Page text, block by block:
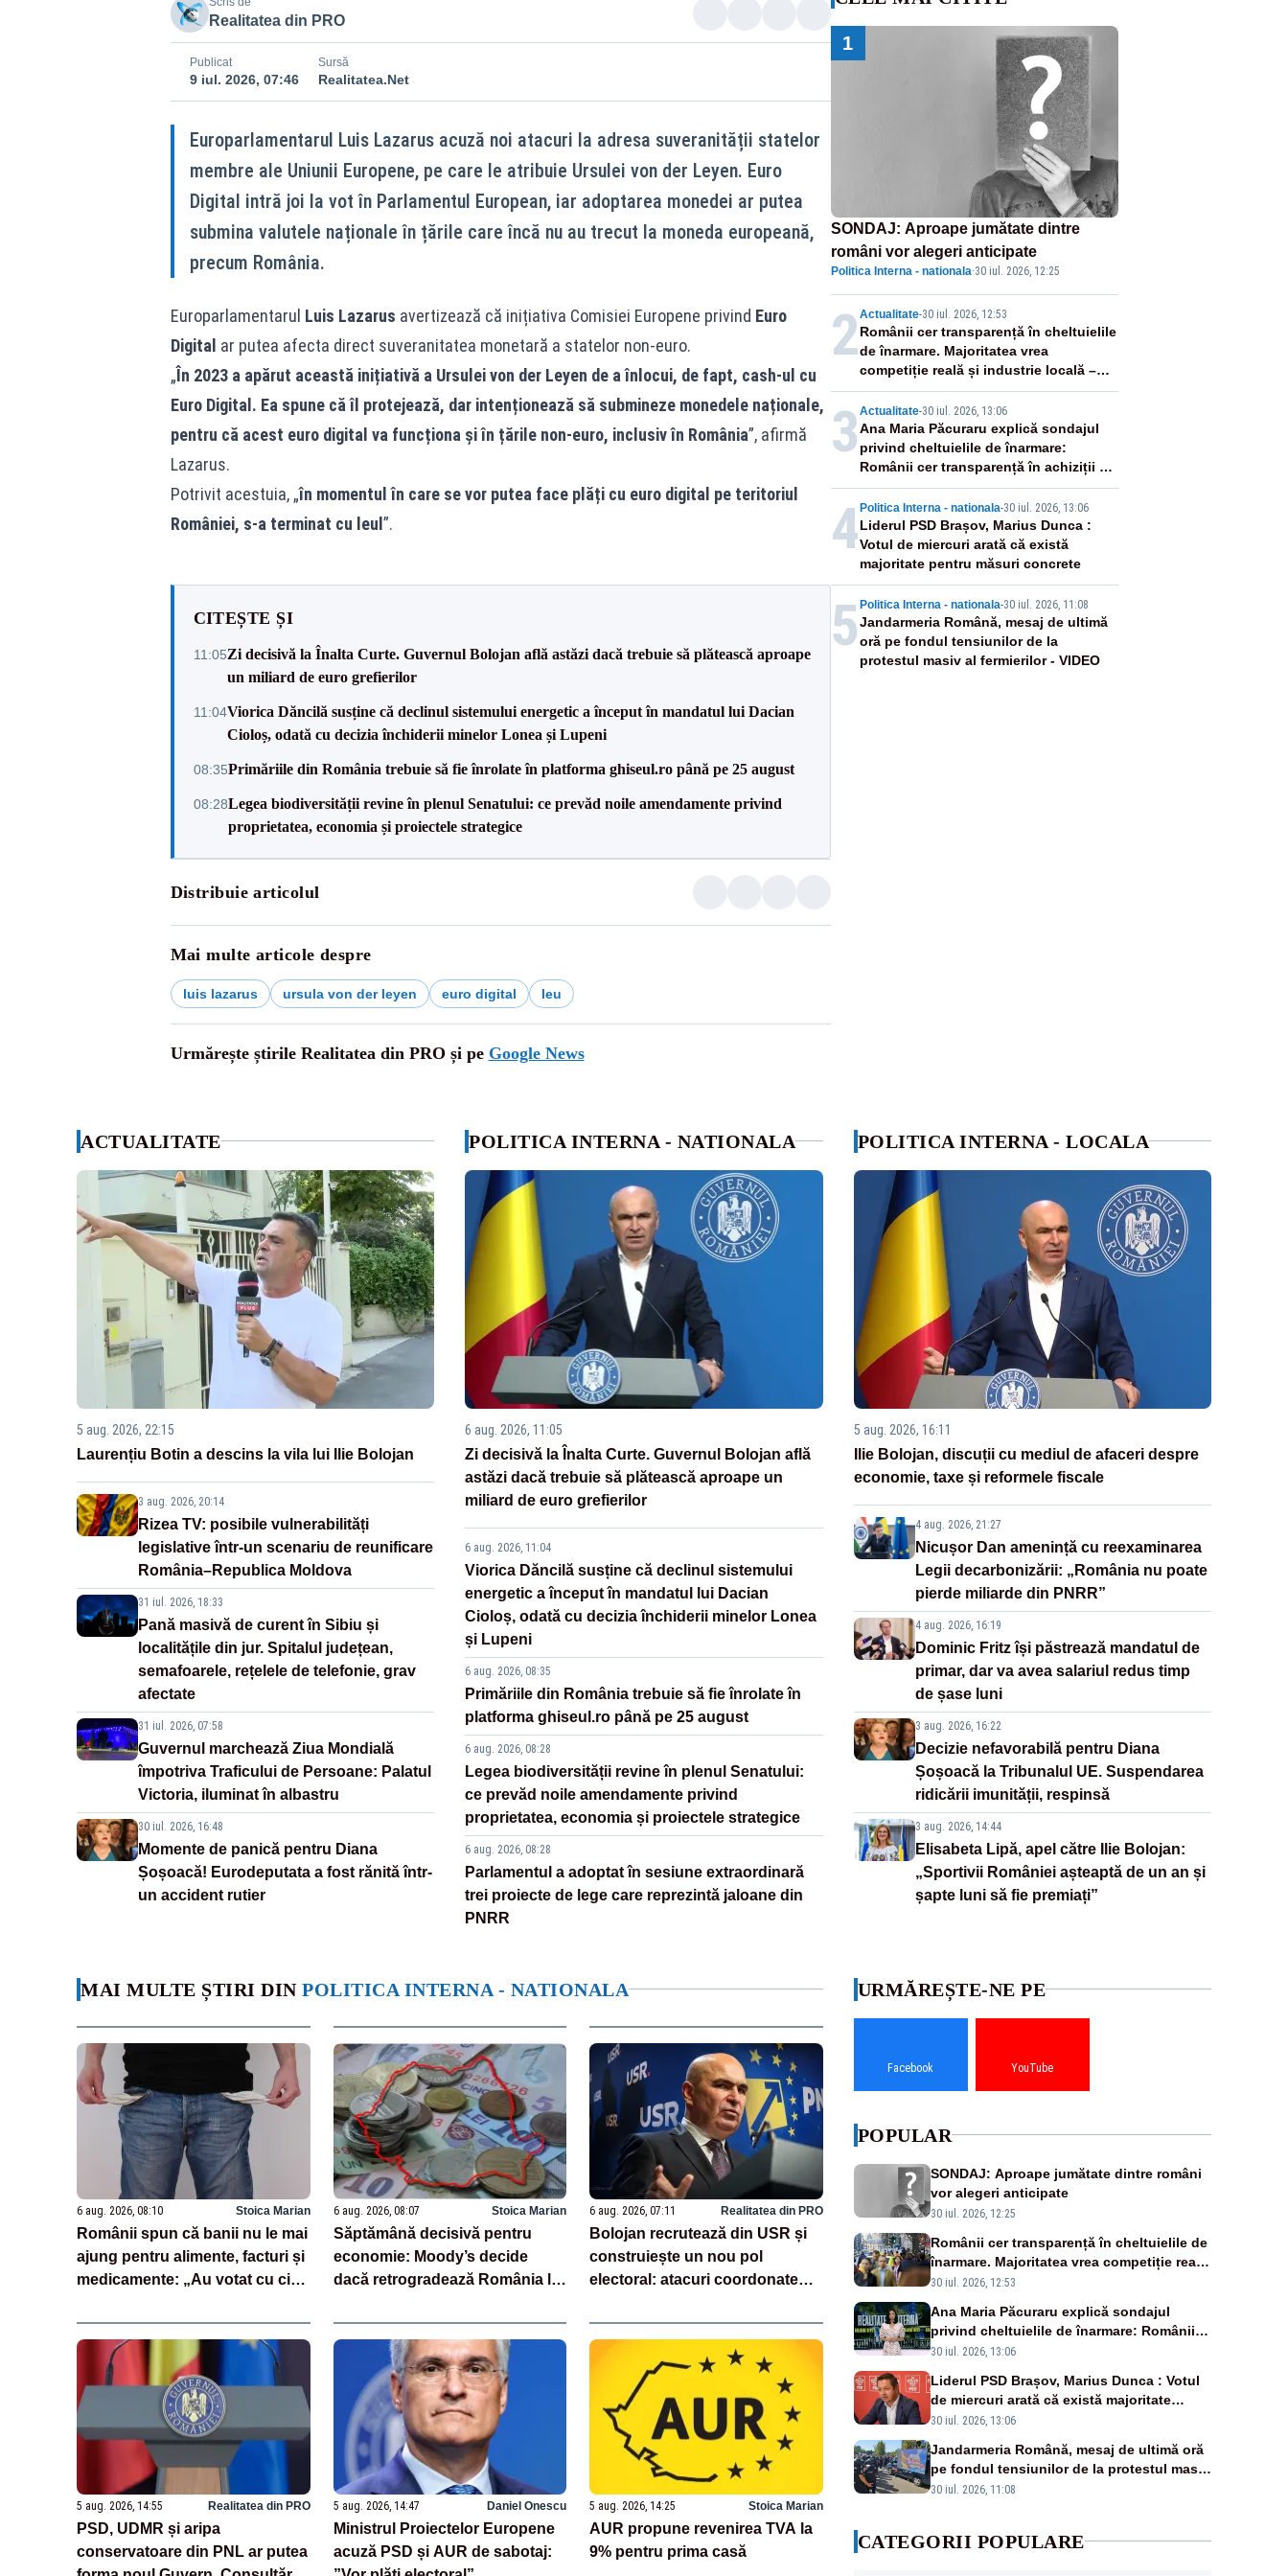
Realitatea din PRO
Publicat
9 iul. 2026, 07:46
Sursă
Realitatea.Net
Europarlamentarul Luis Lazarus acuză noi atacuri la adresa suveranității statelor
membre ale Uniunii Europene, pe care le atribuie Ursulei von der Leyen. Euro
Digital intră joi la vot în Parlamentul European, iar adoptarea monedei ar putea
submina valutele naționale în țările care încă nu au trecut la moneda europeană,
precum România.
Europarlamentarul Luis Lazarus avertizează că inițiativa Comisiei Europene privind Euro
Digital ar putea afecta direct suveranitatea monetară a statelor non-euro.
„În 2023 a apărut această inițiativă a Ursulei von der Leyen de a înlocui, de fapt, cash-ul cu
Euro Digital. Ea spune că îl protejează, dar intenționează să submineze monedele naționale,
pentru că acest euro digital va funcționa și în țările non-euro, inclusiv în România”, afirmă
Lazarus.
Potrivit acestuia, „în momentul în care se vor putea face plăți cu euro digital pe teritoriul
României, s-a terminat cu leul”.
CITEȘTE ȘI
11:05Zi decisivă la Înalta Curte. Guvernul Bolojan află astăzi dacă trebuie să plătească aproape
un miliard de euro grefierilor
11:04Viorica Dăncilă susține că declinul sistemului energetic a început în mandatul lui Dacian
Cioloș, odată cu decizia închiderii minelor Lonea și Lupeni
08:35Primăriile din România trebuie să fie înrolate în platforma ghiseul.ro până pe 25 august
08:28Legea biodiversității revine în plenul Senatului: ce prevăd noile amendamente privind
proprietatea, economia și proiectele strategice
Distribuie articolul
Mai multe articole despre
luis lazarus ursula von der leyen euro digital leu
Urmărește știrile Realitatea din PRO și pe Google News
1
SONDAJ: Aproape jumătate dintre
români vor alegeri anticipate
Politica Interna - nationala·30 iul. 2026, 12:25
2Actualitate-30 iul. 2026, 12:53
Românii cer transparență în cheltuielile
de înarmare. Majoritatea vrea
competiție reală și industrie locală –
SONDAJ
3 Actualitate-30 iul. 2026, 13:06
Ana Maria Păcuraru explică sondajul
privind cheltuielile de înarmare:
Românii cer transparență în achiziții și
un echilibru între partenerii externi
4Politica Interna - nationala-30 iul. 2026, 13:06
Liderul PSD Brașov, Marius Dunca :
Votul de miercuri arată că există
majoritate pentru măsuri concrete
5 Politica Interna - nationala-30 iul. 2026, 11:08
Jandarmeria Română, mesaj de ultimă
oră pe fondul tensiunilor de la
protestul masiv al fermierilor - VIDEO
ACTUALITATE
5 aug. 2026, 22:15
Laurențiu Botin a descins la vila lui Ilie Bolojan
3 aug. 2026, 20:14
Rizea TV: posibile vulnerabilități
legislative într-un scenariu de reunificare
România–Republica Moldova
31 iul. 2026, 18:33
Pană masivă de curent în Sibiu și
localitățile din jur. Spitalul județean,
semafoarele, rețelele de telefonie, grav
afectate
31 iul. 2026, 07:58
Guvernul marchează Ziua Mondială
împotriva Traficului de Persoane: Palatul
Victoria, iluminat în albastru
30 iul. 2026, 16:48
Momente de panică pentru Diana
Șoșoacă! Eurodeputata a fost rănită într-
un accident rutier
POLITICA INTERNA - NATIONALA
6 aug. 2026, 11:05
Zi decisivă la Înalta Curte. Guvernul Bolojan află
astăzi dacă trebuie să plătească aproape un
miliard de euro grefierilor
6 aug. 2026, 11:04
Viorica Dăncilă susține că declinul sistemului
energetic a început în mandatul lui Dacian
Cioloș, odată cu decizia închiderii minelor Lonea
și Lupeni
6 aug. 2026, 08:35
Primăriile din România trebuie să fie înrolate în
platforma ghiseul.ro până pe 25 august
6 aug. 2026, 08:28
Legea biodiversității revine în plenul Senatului:
ce prevăd noile amendamente privind
proprietatea, economia și proiectele strategice
6 aug. 2026, 08:28
Parlamentul a adoptat în sesiune extraordinară
trei proiecte de lege care reprezintă jaloane din
PNRR
POLITICA INTERNA - LOCALA
5 aug. 2026, 16:11
Ilie Bolojan, discuții cu mediul de afaceri despre
economie, taxe și reformele fiscale
4 aug. 2026, 21:27
Nicușor Dan amenință cu reexaminarea
Legii decarbonizării: „România nu poate
pierde miliarde din PNRR”
4 aug. 2026, 16:19
Dominic Fritz își păstrează mandatul de
primar, dar va avea salariul redus timp
de șase luni
3 aug. 2026, 16:22
Decizie nefavorabilă pentru Diana
Șoșoacă la Tribunalul UE. Suspendarea
ridicării imunității, respinsă
3 aug. 2026, 14:44
Elisabeta Lipă, apel către Ilie Bolojan:
„Sportivii României așteaptă de un an și
șapte luni să fie premiați”
MAI MULTE ȘTIRI DIN POLITICA INTERNA - NATIONALA
6 aug. 2026, 08:10 Stoica Marian
Românii spun că banii nu le mai
ajung pentru alimente, facturi și
medicamente: „Au votat cu cine
6 aug. 2026, 08:07 Stoica Marian
Săptămână decisivă pentru
economie: Moody’s decide
dacă retrogradează România la
6 aug. 2026, 07:11 Realitatea din PRO
Bolojan recrutează din USR și
construiește un nou pol
electoral: atacuri coordonate
5 aug. 2026, 14:55 Realitatea din PRO
PSD, UDMR și aripa
conservatoare din PNL ar putea
5 aug. 2026, 14:47 Daniel Onescu
Ministrul Proiectelor Europene
acuză PSD și AUR de sabotaj:
5 aug. 2026, 14:25 Stoica Marian
AUR propune revenirea TVA la
9% pentru prima casă
URMĂREȘTE-NE PE
Facebook YouTube
POPULAR
SONDAJ: Aproape jumătate dintre români
vor alegeri anticipate
30 iul. 2026, 12:25
Românii cer transparență în cheltuielile de
înarmare. Majoritatea vrea competiție reală
și industrie locală – SONDAJ
30 iul. 2026, 12:53
Ana Maria Păcuraru explică sondajul
privind cheltuielile de înarmare: Românii
cer transparență în achiziții și un echilibru
30 iul. 2026, 13:06
Liderul PSD Brașov, Marius Dunca : Votul
de miercuri arată că există majoritate
pentru măsuri concrete
30 iul. 2026, 13:06
Jandarmeria Română, mesaj de ultimă oră
pe fondul tensiunilor de la protestul masiv
al fermierilor - VIDEO
30 iul. 2026, 11:08
CATEGORII POPULARE